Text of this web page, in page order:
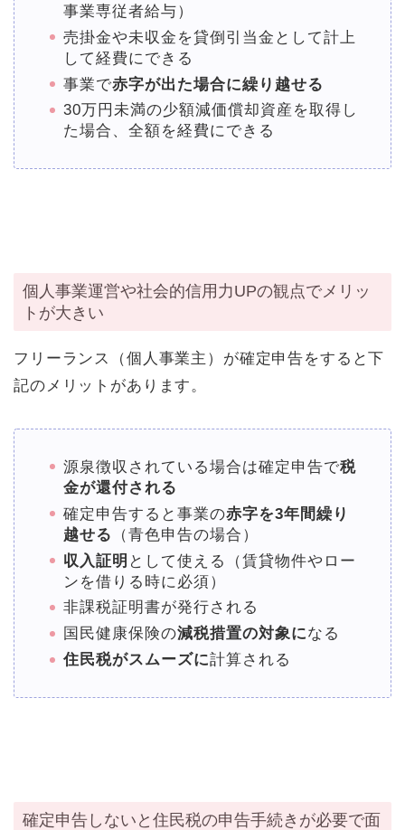
事業専従者給与）
売掛金や未収金を貸倒引当金として計上
して経費にできる
事業で赤字が出た場合に繰り越せる
30万円未満の少額減価償却資産を取得し
た場合、全額を経費にできる
個人事業運営や社会的信用力UPの観点でメリッ
トが大きい
フリーランス（個人事業主）が確定申告をすると下
記のメリットがあります。
源泉徴収されている場合は確定申告で税
金が還付される
確定申告すると事業の赤字を3年間繰り
越せる
（青色申告の場合）
収入証明 として使える（賃貸物件やロー
ンを借りる時に必須）
非課税証明書が発行される
国民健康保険の減税措置の対象になる
住民税がスムーズに計算される
確定申告しないと住民税の申告手続きが必要で面